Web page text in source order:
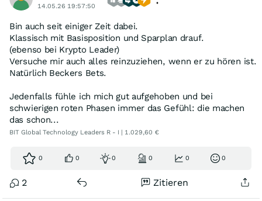
14.05.26 19:57:50
Bin auch seit einiger Zeit dabei.
Klassisch mit Basisposition und Sparplan drauf.
(ebenso bei Krypto Leader)
Versuche mir auch alles reinzuziehen, wenn er zu hören ist.
Natürlich Beckers Bets.
Jedenfalls fühle ich mich gut aufgehoben und bei
schwierigen roten Phasen immer das Gefühl: die machen
das schon...
BIT Global Technology Leaders R - I | 1.029,60 €
0 0 0 0 0 0
2 Zitieren